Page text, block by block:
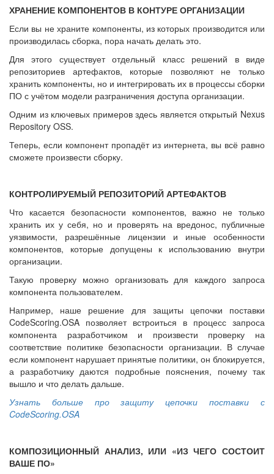
ХРАНЕНИЕ КОМПОНЕНТОВ В КОНТУРЕ ОРГАНИЗАЦИИ
Если вы не храните компоненты, из которых производится или
производилась сборка, пора начать делать это.
Для этого существует отдельный класс решений в виде
репозиториев артефактов, которые позволяют не только
хранить компоненты, но и интегрировать их в процессы сборки
ПО с учётом модели разграничения доступа организации.
Одним из ключевых примеров здесь является открытый Nexus
Repository OSS.
Теперь, если компонент пропадёт из интернета, вы всё равно
сможете произвести сборку.
КОНТРОЛИРУЕМЫЙ РЕПОЗИТОРИЙ АРТЕФАКТОВ
Что касается безопасности компонентов, важно не только
хранить их у себя, но и проверять на вредонос, публичные
уязвимости, разрешённые лицензии и иные особенности
компонентов, которые допущены к использованию внутри
организации.
Такую проверку можно организовать для каждого запроса
компонента пользователем.
Например, наше решение для защиты цепочки поставки
CodeScoring.OSA позволяет встроиться в процесс запроса
компонента разработчиком и произвести проверку на
соответствие политике безопасности организации. В случае
если компонент нарушает принятые политики, он блокируется,
а разработчику даются подробные пояснения, почему так
вышло и что делать дальше.
Узнать больше про защиту цепочки поставки с
CodeScoring.OSA
КОМПОЗИЦИОННЫЙ АНАЛИЗ, ИЛИ «ИЗ ЧЕГО СОСТОИТ
ВАШЕ ПО»